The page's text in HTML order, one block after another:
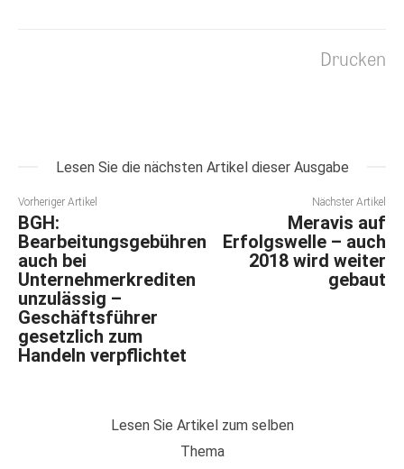
Drucken
Lesen Sie die nächsten Artikel dieser Ausgabe
Vorheriger Artikel
BGH:
Bearbeitungsgebühren
auch bei
Unternehmerkrediten
unzulässig –
Geschäftsführer
gesetzlich zum
Handeln verpflichtet
Nächster Artikel
Meravis auf
Erfolgswelle – auch
2018 wird weiter
gebaut
Lesen Sie Artikel zum selben
Thema